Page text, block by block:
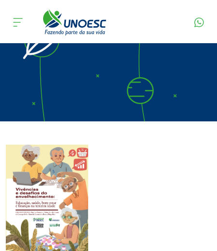
Cursos
Onde estamos
Atendimento ao Estudante
Unoesc
Internacionalização
I.nova